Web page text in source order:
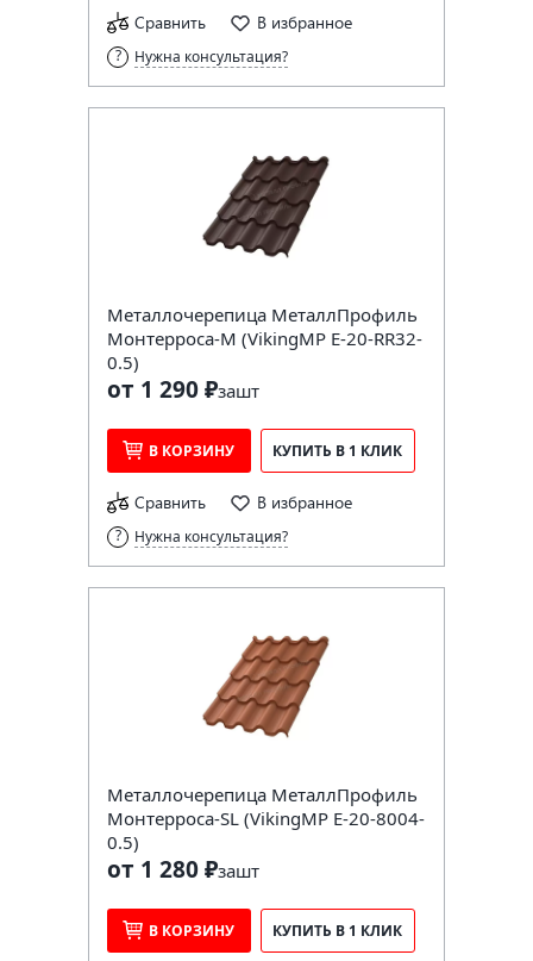
Сравнить В избранное
Нужна консультация?
Металлочерепица МеталлПрофиль
Монтерроса-M (VikingMP E-20-RR32-
0.5)
от 1 290 ₽зашт
В КОРЗИНУ КУПИТЬ В 1 КЛИК
Сравнить В избранное
Нужна консультация?
Металлочерепица МеталлПрофиль
Монтерроса-SL (VikingMP E-20-8004-
0.5)
от 1 280 ₽зашт
В КОРЗИНУ КУПИТЬ В 1 КЛИК